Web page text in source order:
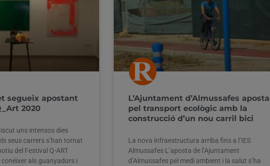
segueix apostant
2020
uns intensos dies
seus carrers s’han tornat
del Festival Q-ART
als guanyadors i
L’Ajuntament d’Almussafes aposta
pel transport ecològic amb la
construcció d’un nou carril bici
La nova infraestructura arriba fins a l’IES
Almussafes L’aposta de l’Ajuntament
d’Almussafes pel medi ambient i la salut s’ha